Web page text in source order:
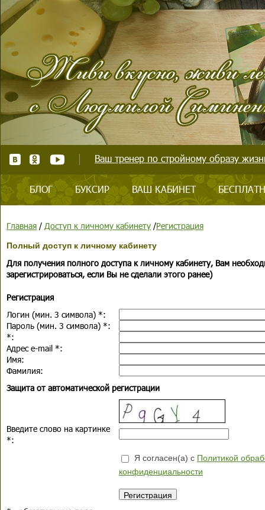
Ваш тренер по стройному образу
БЛОГ БУКСИР ВАШ КАБИНЕТ
Главная / Доступ к личному кабинету /Регистрация
Полный доступ к личному кабинету
Для получения полного доступа к личному кабинету, Вам
зарегистрироваться, если Вы не сделали этого ранее)
Регистрация
Логин (мин. 3 символа) *:
Пароль (мин. 3 символа) *:
*:
Адрес e-mail *:
Имя:
Фамилия:
Защита от автоматической регистрации
Введите слово на картинке
*:
Я согласен(а) с Политикой
конфиденциальности